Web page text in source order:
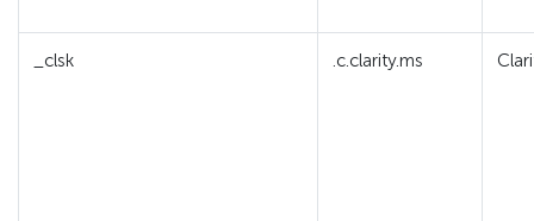
_clsk .c.clarity.ms